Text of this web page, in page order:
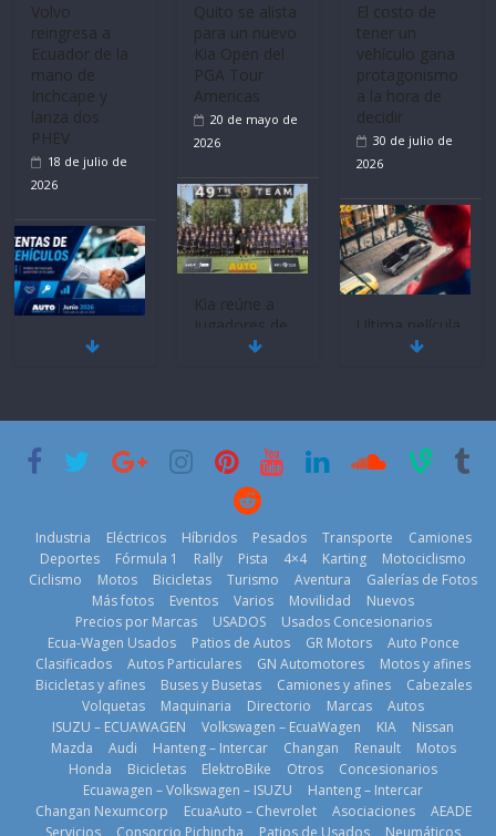
Volvo
reingresa a
Ecuador de la
mano de
Inchcape y
lanza dos
PHEV
18 de julio de
2026
Mercado
historia
11 de julio de
BMW, Toyota,
Bosch y
prueban flota
que usa
gasolina 100%
renovable
25 de julio de
Quito se alista
para un nuevo
Kia Open del
PGA Tour
Americas
20 de mayo de
2026
Kia reúne a
jugadores de
fútbol de todo
2026
La Vuelta al
Ecuador 2026,
edición 47ª,
recorre 7
provincias en 8
días
1 de agosto de
2026
El costo de
tener un
vehículo gana
protagonismo
a la hora de
decidir
30 de julio de
2026
Ultima película
‘Spider‑Man:
29 de julio de
¿Qué puede
pasar con tu
vehículo si
permanece
varios días sin
usar?
3 de agosto de
2026
Industria Eléctricos Híbridos Pesados Transporte
Camiones
Deportes
Fórmula 1 Rally Pista 4×4 Karting
Motociclismo
Ciclismo
Motos Bicicletas Turismo Aventura
Galerías de Fotos
Más fotos
Eventos Varios Movilidad
Nuevos
Precios por Marcas
USADOS
Usados Concesionarios
Ecua-Wagen Usados
Patios de Autos GR Motors
Auto Ponce
Clasificados
Autos Particulares GN Automotores
Motos y afines
Bicicletas y afines
Buses y Busetas Camiones y afines
Cabezales
Volquetas
Maquinaria Directorio Marcas
Autos
ISUZU – ECUAWAGEN
Volkswagen – EcuaWagen KIA
Nissan
Mazda
Audi Hanteng – Intercar Changan Renault
Motos
Honda
Bicicletas ElektroBike Otros
Concesionarios
Ecuawagen – Volkswagen – ISUZU
Hanteng – Intercar
Changan Nexumcorp
EcuaAuto – Chevrolet Asociaciones
AEADE